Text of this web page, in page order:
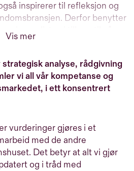
inspirerer til refleksjon og
Derfor benytter
journalister, i tillegg til våre
informativt,
mål er å gi deg innsikt og
deg i dine beslutninger.
Vis mer
strategisk analyse, rådgivning
vi all vår kompetanse og
i ett konsentrert
vurderinger gjøres i et
med de andre
Det betyr at alt vi gjør
og i tråd med